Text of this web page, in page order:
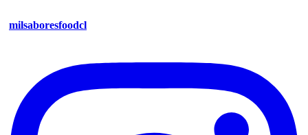
milsaboresfoodcl